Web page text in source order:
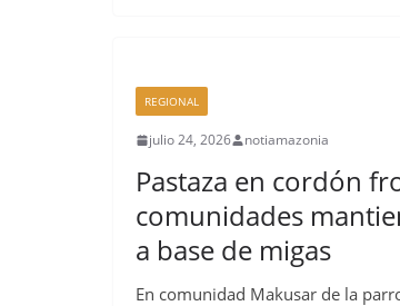
REGIONAL
julio 24, 2026 notiamazonia
Pastaza en cordón
comunidades
a base de migas
En comunidad Makusar de la